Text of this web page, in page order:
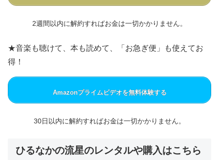
2週間以内に解約すればお金は一切かかりません。
★音楽も聴けて、本も読めて、「お急ぎ便」も使えてお
得！
Amazonプライムビデオを無料体験する
30日以内に解約すればお金は一切かかりません。
ひるなかの流星のレンタルや購入はこちら